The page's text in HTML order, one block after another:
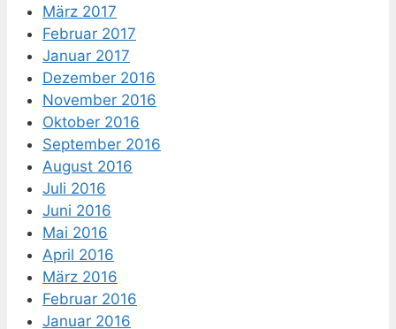
März 2017
Februar 2017
Januar 2017
Dezember 2016
November 2016
Oktober 2016
September 2016
August 2016
Juli 2016
Juni 2016
Mai 2016
April 2016
März 2016
Februar 2016
Januar 2016